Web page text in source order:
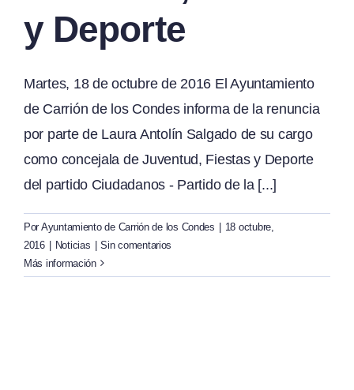
y Deporte
Martes, 18 de octubre de 2016 El Ayuntamiento
de Carrión de los Condes informa de la renuncia
por parte de Laura Antolín Salgado de su cargo
como concejala de Juventud, Fiestas y Deporte
del partido Ciudadanos - Partido de la [...]
Por Ayuntamiento de Carrión de los Condes
18 octubre,
2016
Noticias
Sin comentarios
Más información